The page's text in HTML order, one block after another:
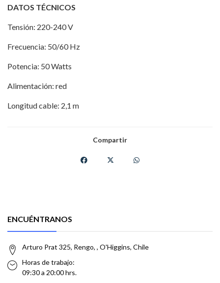
DATOS TÉCNICOS
Tensión: 220-240 V
Frecuencia: 50/60 Hz
Potencia: 50 Watts
Alimentación: red
Longitud cable: 2,1 m
Compartir
ENCUÉNTRANOS
Arturo Prat 325, Rengo, , O'Higgins, Chile
Horas de trabajo:
09:30 a 20:00 hrs.